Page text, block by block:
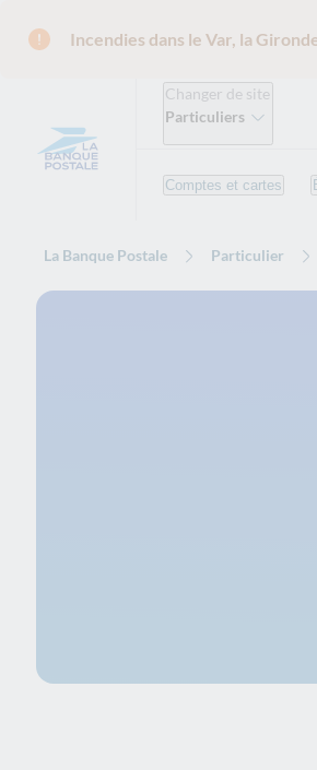
Incendies dans le Var, la
Changer de site
Particuliers
Comptes et cartes
La Banque Postale Particulier